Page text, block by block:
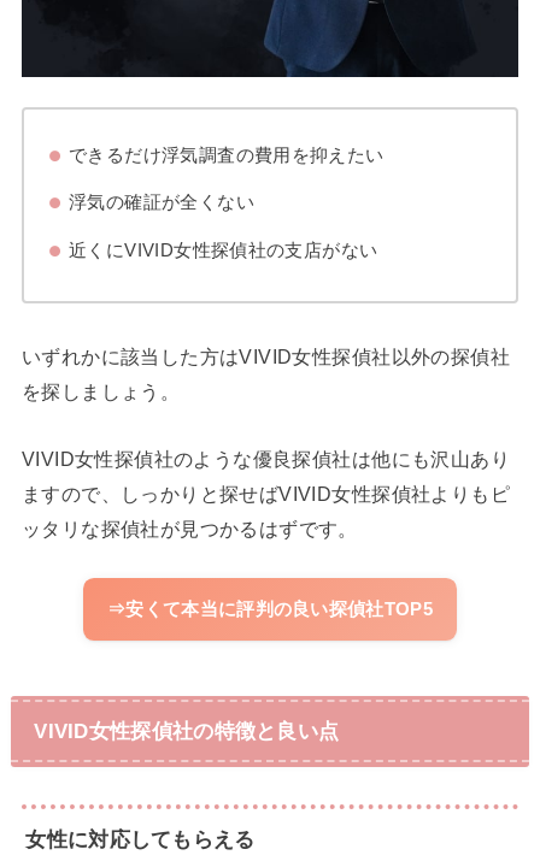
できるだけ浮気調査の費用を抑えたい
浮気の確証が全くない
近くにVIVID女性探偵社の支店がない
いずれかに該当した方はVIVID女性探偵社以外の探偵社
を探しましょう。
VIVID女性探偵社のような優良探偵社は他にも沢山あり
ますので、しっかりと探せばVIVID女性探偵社よりもピ
ッタリな探偵社が見つかるはずです。
⇒安くて本当に評判の良い探偵社TOP5
VIVID女性探偵社の特徴と良い点
女性に対応してもらえる